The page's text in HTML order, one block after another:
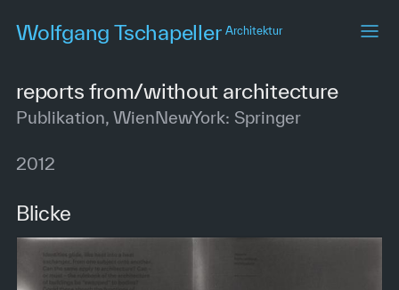
content
Wolfgang TschapellerArchitektur
reports from/without architecture
Publikation, WienNewYork: Springer
2012
Blicke